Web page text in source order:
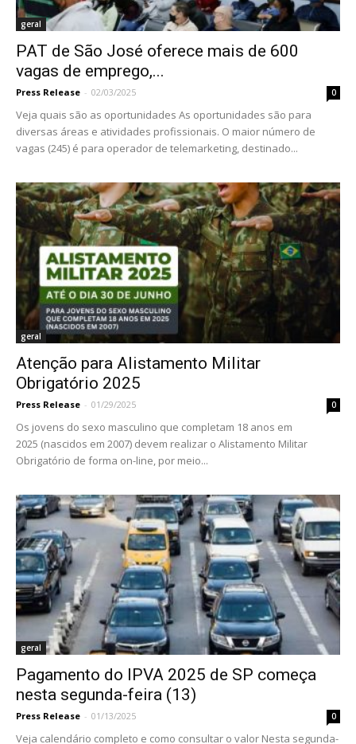
geral
PAT de São José oferece mais de 600
vagas de emprego,...
Press Release - 02/03/2025 0
Veja quais são as oportunidades As oportunidades são para
diversas áreas e atividades profissionais. O maior número de
vagas (245) é para operador de telemarketing, destinado...
geral
Atenção para Alistamento Militar
Obrigatório 2025
Press Release - 01/29/2025 0
Os jovens do sexo masculino que completam 18 anos em
2025 (nascidos em 2007) devem realizar o Alistamento Militar
Obrigatório de forma on-line, por meio...
geral
Pagamento do IPVA 2025 de SP começa
nesta segunda-feira (13)
Press Release - 01/13/2025 0
Veja calendário completo e como consultar o valor Nesta segunda-